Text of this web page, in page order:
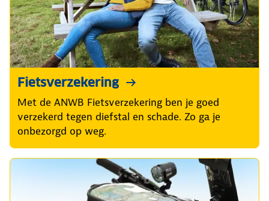
Fietsverzekering
Met de ANWB Fietsverzekering ben je goed
verzekerd tegen diefstal en schade. Zo ga je
onbezorgd op weg.